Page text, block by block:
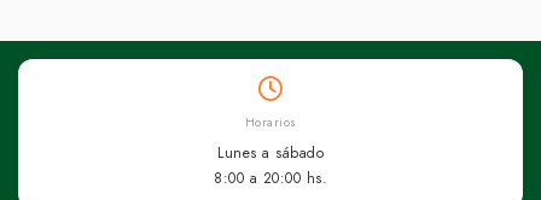
Horarios
Lunes a sábado
8:00 a 20:00 hs.